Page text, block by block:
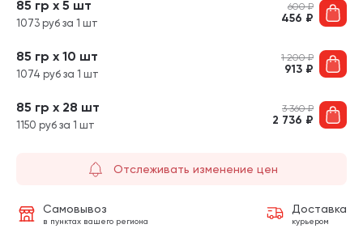
85 гр х 5 шт
1073 руб за 1 шт
600₽
456 ₽
85 гр х 10 шт
1074 руб за 1 шт
1 200₽
913 ₽
85 гр х 28 шт
1150 руб за 1 шт
3 360₽
2 736 ₽
Отслеживать изменение цен
Самовывоз
в пунктах вашего региона
Доставка
курьером